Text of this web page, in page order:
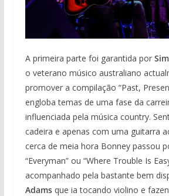
A primeira parte foi garantida por
o veterano músico australiano
promover a compilação “Past,
engloba temas de uma fase da
influenciada pela música country.
cadeira e apenas com uma guitarra
cerca de meia hora Bonney passou
“Everyman” ou “Where Trouble Is
acompanhado pela bastante bem
Adamsque ia tocando violino e